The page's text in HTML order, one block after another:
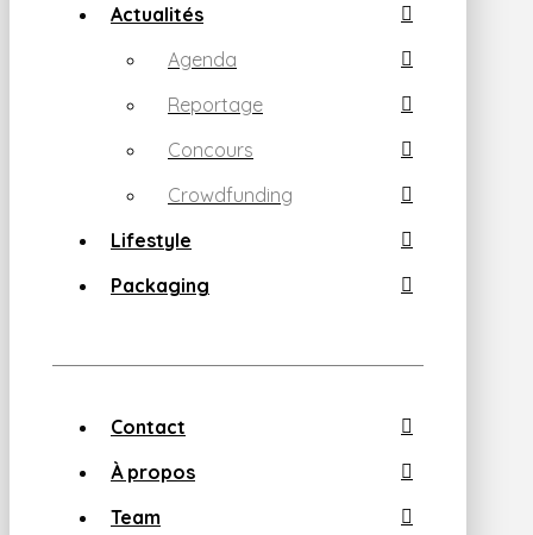
Actualités
Agenda
Reportage
Concours
Crowdfunding
Lifestyle
Packaging
Contact
À propos
Team